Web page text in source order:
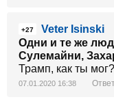
+27
Veter Isinski
Одни и те же
Сулемайни,
Трамп, как ты
07.01.2020 16:38